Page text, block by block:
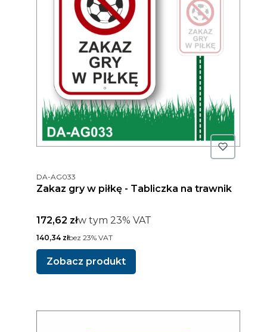
Kod produktu
DA-AG033
Zakaz gry w piłkę - Tabliczka na trawnik
Cena brutto
172,62 złw tym %s VAT
w tym 23% VAT
Cena netto
140,34 złbez 23% VAT
Zobacz produkt